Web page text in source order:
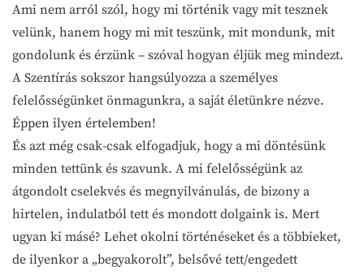
Ami nem arról szól, hogy mi történik vagy mit tesznek
velünk, hanem hogy mi mit teszünk, mit mondunk, mit
gondolunk és érzünk – szóval hogyan éljük meg mindezt.
A Szentírás sokszor hangsúlyozza a személyes
felelősségünket önmagunkra, a saját életünkre nézve.
Éppen ilyen értelemben!
És azt még csak-csak elfogadjuk, hogy a mi döntésünk
minden tettünk és szavunk. A mi felelősségünk az
átgondolt cselekvés és megnyilvánulás, de bizony a
hirtelen, indulatból tett és mondott dolgaink is. Mert
ugyan ki másé? Lehet okolni történéseket és a többieket,
de ilyenkor a „begyakorolt”, belsővé tett/engedett